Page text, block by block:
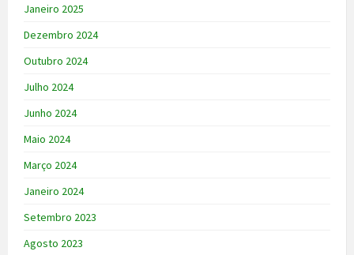
Janeiro 2025
Dezembro 2024
Outubro 2024
Julho 2024
Junho 2024
Maio 2024
Março 2024
Janeiro 2024
Setembro 2023
Agosto 2023